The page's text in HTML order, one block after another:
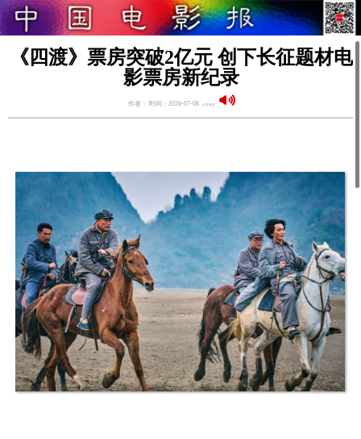
《四渡》票房突破2亿元 创下长征题材电
影票房新纪录
作者： 时间：2026-07-08